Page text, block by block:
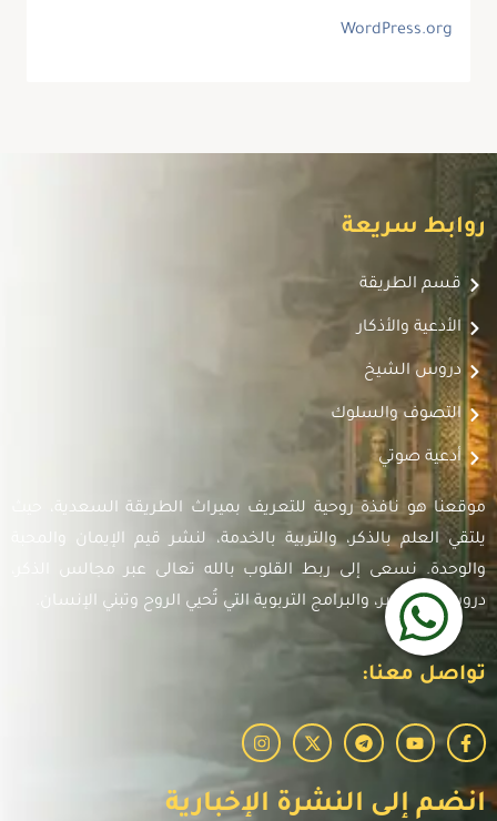
WordPress.org
روابط سريعة
قسم الطريقة
الأدعية والأذكار
دروس الشيخ
التصوف والسلوك
أدعية صوتي
موقعنا هو نافذة روحية للتعريف بميراث الطريقة السعدية، حيث
يلتقي العلم بالذكر، والتربية بالخدمة، لنشر قيم الإيمان والمحبة
والوحدة. نسعى إلى ربط القلوب بالله تعالى عبر مجالس الذكر،
دروس التفسير، والبرامج التربوية التي تُحيي الروح وتبني الإنسان.
تواصل معنا:
انضم إلى النشرة الإخبارية